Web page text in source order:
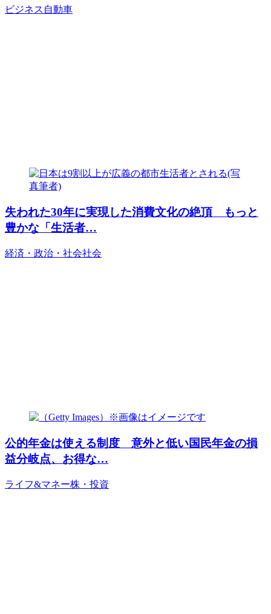
ビジネス 自動車
失われた30年に実現した消費文化の絶頂 もっと
豊かな「生活者…
経済・政治・社会社会
公的年金は使える制度 意外と低い国民年金の損
益分岐点、お得な…
ライフ&マネー株・投資